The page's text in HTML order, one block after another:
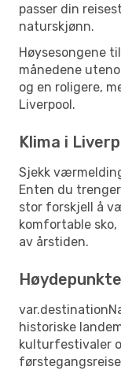
passer din
naturskjønn.
Høysesongene
månedene
og en roligere,
Liverpool.
Klima i
Sjekk
Enten du
stor forskjell å
komfortable sko,
av årstiden.
historiske
kulturfestivaler